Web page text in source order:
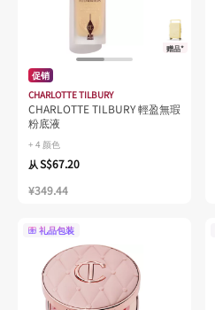
赠品*
促销
CHARLOTTE TILBURY
CHARLOTTE TILBURY 輕盈無瑕
粉底液
+ 4 颜色
从S$67.20
¥349.44
礼品包装